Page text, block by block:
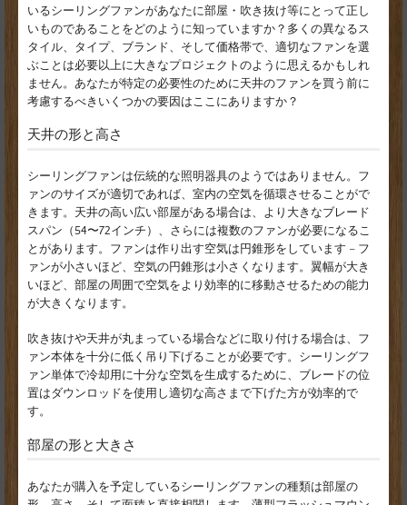
いるシーリングファンがあなたに部屋・吹き抜け等にとって正し
いものであることをどのように知っていますか？多くの異なるス
タイル、タイプ、ブランド、そして価格帯で、適切なファンを選
ぶことは必要以上に大きなプロジェクトのように思えるかもしれ
ません。あなたが特定の必要性のために天井のファンを買う前に
考慮するべきいくつかの要因はここにありますか？
天井の形と高さ
シーリングファンは伝統的な照明器具のようではありません。フ
ァンのサイズが適切であれば、室内の空気を循環させることがで
きます。天井の高い広い部屋がある場合は、より大きなブレード
スパン（54〜72インチ）、さらには複数のファンが必要になるこ
とがあります。ファンは作り出す空気は円錐形をしています – フ
ァンが小さいほど、空気の円錐形は小さくなります。翼幅が大き
いほど、部屋の周囲で空気をより効率的に移動させるための能力
が大きくなります。
吹き抜けや天井が丸まっている場合などに取り付ける場合は、フ
ァン本体を十分に低く吊り下げることが必要です。シーリングフ
ァン単体で冷却用に十分な空気を生成するために、ブレードの位
置はダウンロッドを使用し適切な高さまで下げた方が効率的で
す。
部屋の形と大きさ
あなたが購入を予定しているシーリングファンの種類は部屋の